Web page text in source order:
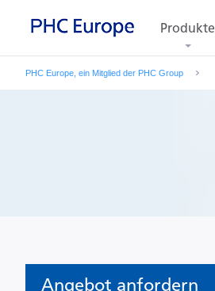
Produkte
PHC Europe, ein Mitglied der PHC Group
Angebot anfordern